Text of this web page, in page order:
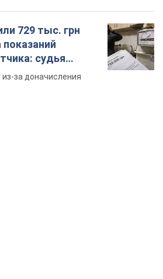
729 тыс. грн
показаний
судья
решение
за доначисления